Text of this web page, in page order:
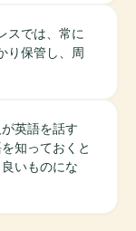
スでは、常に
り保管し、周
英語を話す
知っておくと
いものにな